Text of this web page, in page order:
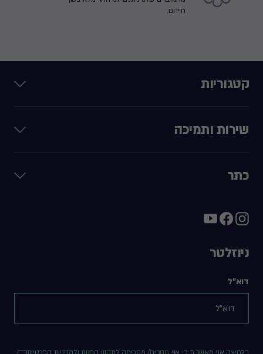
חייהם.
קטגוריות
שירות ותמיכה
כתר
ניוזלטר
דוא"ל